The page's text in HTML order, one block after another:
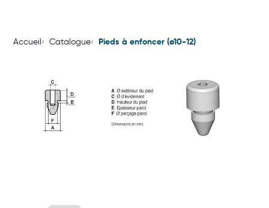
Accueil Catalogue Pieds à enfoncer (ø10-12)